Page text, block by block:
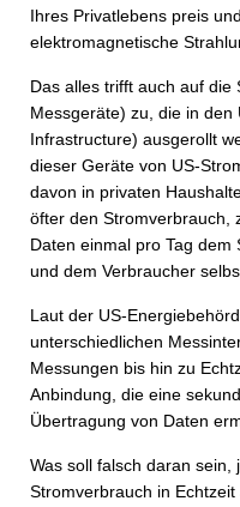
Ihres Privatlebens preis
elektromagnetische
Das alles trifft auch auf
Messgeräte) zu, die in den
Infrastructure) ausgerollt
dieser Geräte von US-
davon in privaten
öfter den Stromverbrauch,
Daten einmal pro Tag
und dem Verbraucher
Laut der US-
unterschiedlichen
Messungen bis hin zu
Anbindung, die eine
Übertragung von Daten
Was soll falsch daran sein,
Stromverbrauch in